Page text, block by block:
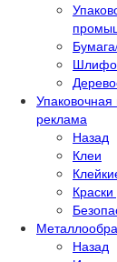
реклама
Назад
Клеи
Назад